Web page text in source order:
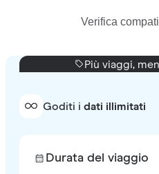
Verifica
Più viaggi,
Goditi i dati illimitati
Durata del viaggio